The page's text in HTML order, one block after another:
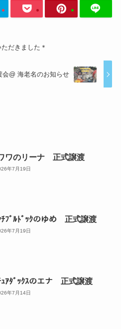
だきました＊
会@ 海老名のお知らせ
ワのリーナ 正式譲渡
年7月19日
ﾁﾌﾞﾙﾄﾞｯｸのゆめ 正式譲渡
年7月19日
ｭｱﾀﾞｯｸｽのエナ 正式譲渡
年7月14日